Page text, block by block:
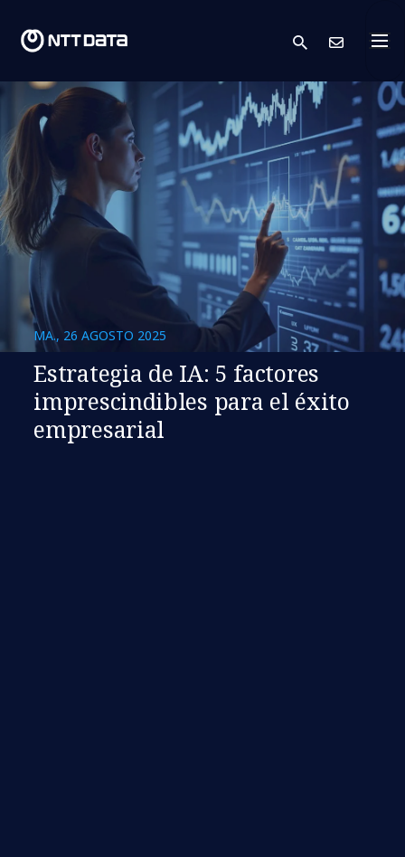
search
MA., 26 AGOSTO 2025
Estrategia de IA: 5 factores
imprescindibles para el éxito
empresarial